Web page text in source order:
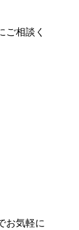
ご相談く
お気軽に